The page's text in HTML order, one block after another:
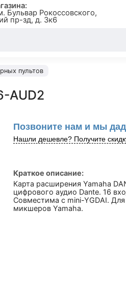
Бульвар Рокоссовского,
пр-зд, д. 3к6
пультов
AUD2
Позвоните нам и мы
Нашли дешевле? Получите
Краткое описание:
Карта расширения Yamaha
цифрового аудио Dante. 16
Совместима с mini-YGDAI.
микшеров Yamaha.